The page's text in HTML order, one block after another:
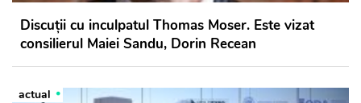
Discuții cu inculpatul Thomas Moser. Este vizat
consilierul Maiei Sandu, Dorin Recean
actual